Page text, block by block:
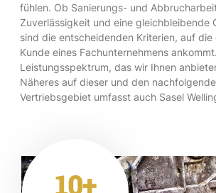
fühlen. Ob Sanierungs- und
Zuverlässigkeit und eine gleichbleibende
sind die entscheidenden Kriterien, auf die
Kunde eines Fachunternehmens
Leistungsspektrum, das wir Ihnen
Näheres auf dieser und den
Vertriebsgebiet umfasst auch Sasel
10+